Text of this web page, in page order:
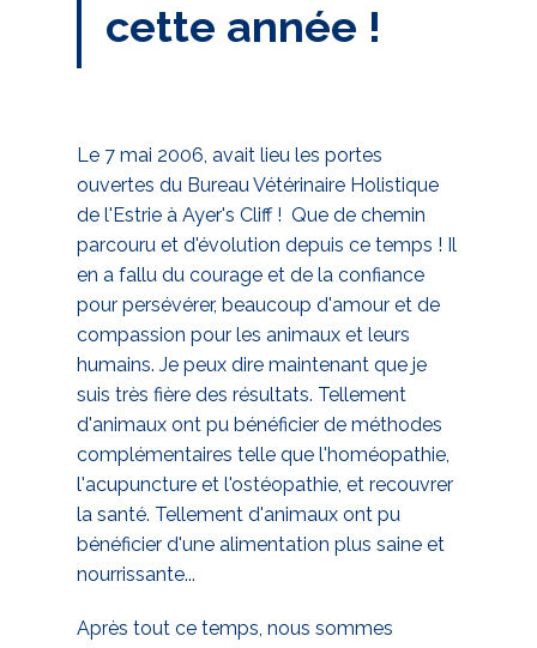
cette année !
Le 7 mai 2006, avait lieu les portes
ouvertes du Bureau Vétérinaire Holistique
de l'Estrie à Ayer's Cliff ! Que de chemin
parcouru et d'évolution depuis ce temps ! Il
en a fallu du courage et de la confiance
pour persévérer, beaucoup d'amour et de
compassion pour les animaux et leurs
humains. Je peux dire maintenant que je
suis très fière des résultats. Tellement
d'animaux ont pu bénéficier de méthodes
complémentaires telle que l'homéopathie,
l'acupuncture et l'ostéopathie, et recouvrer
la santé. Tellement d'animaux ont pu
bénéficier d'une alimentation plus saine et
nourrissante...
Après tout ce temps, nous sommes